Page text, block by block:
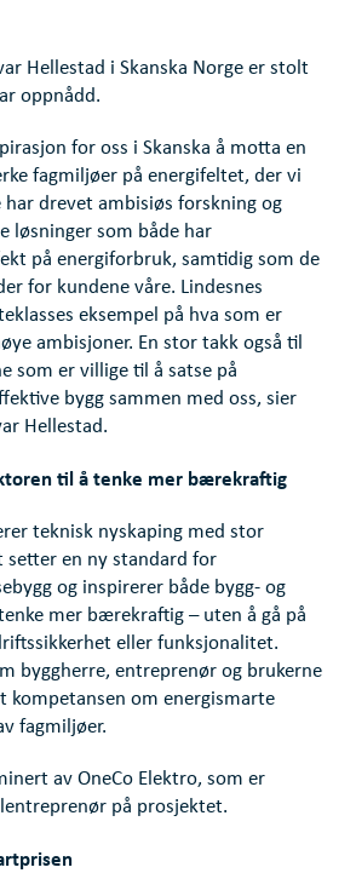
Hellestad i Skanska Norge er stolt
oppnådd.
for oss i Skanska å motta en
fagmiljøer på energifeltet, der vi
har drevet ambisiøs forskning og
løsninger som både har
på energiforbruk, samtidig som de
for kundene våre. Lindesnes
eksempel på hva som er
ambisjoner. En stor takk også til
som er villige til å satse på
bygg sammen med oss, sier
Hellestad.
til å tenke mer bærekraftig
teknisk nyskaping med stor
setter en ny standard for
og inspirerer både bygg- og
mer bærekraftig – uten å gå på
eller funksjonalitet.
byggherre, entreprenør og brukerne
kompetansen om energismarte
fagmiljøer.
av OneCo Elektro, som er
på prosjektet.